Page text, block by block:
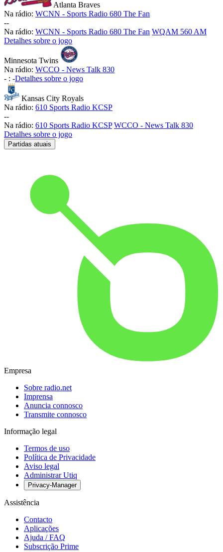
Atlanta Braves
Na rádio: WCNN - Sports Radio 680 The Fan
--
Na rádio: WCNN - Sports Radio 680 The Fan WQAM 560 AM
Detalhes sobre o jogo
Minnesota Twins
Na rádio: WCCO - News Talk 830
- : -Detalhes sobre o jogo
Kansas City Royals
Na rádio: 610 Sports Radio KCSP
--
Na rádio: 610 Sports Radio KCSP WCCO - News Talk 830
Detalhes sobre o jogo
Partidas atuais
Empresa
Sobre radio.net
Imprensa
Anuncia connosco
Transmite connosco
Informação legal
Termos de uso
Política de Privacidade
Aviso legal
Administrar Utiq
Privacy-Manager
Assistência
Contacto
Aplicações
Ajuda / FAQ
Subscrição Prime